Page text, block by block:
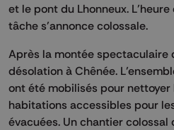
et le pont du Lhonneux.
tâche s’annonce colossale.
Après la montée spectaculaire
désolation à Chênée.
ont été mobilisés pour nettoyer
habitations accessibles pour
évacuées. Un chantier colossal